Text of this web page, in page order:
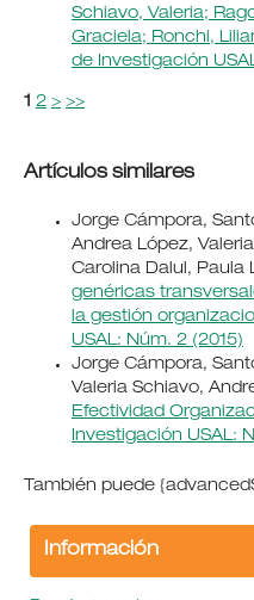
Schiavo, Valeria;
Graciela; Ronchi,
de Investigación
1 2 > >>
Artículos similares
Jorge Cámpora,
Andrea López,
Carolina Dalul, Paula
genéricas
la gestión
USAL: Núm. 2 (2015)
Jorge Cámpora,
Valeria Schiavo,
Efectividad
Investigación USAL:
También puede
Información